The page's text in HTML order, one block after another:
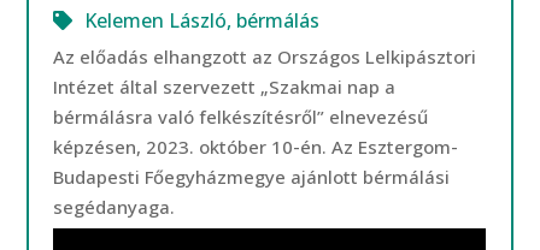
Kelemen László, bérmálás
Az előadás elhangzott az Országos Lelkipásztori
Intézet által szervezett „Szakmai nap a
bérmálásra való felkészítésről” elnevezésű
képzésen, 2023. október 10-én. Az Esztergom-
Budapesti Főegyházmegye ajánlott bérmálási
segédanyaga.